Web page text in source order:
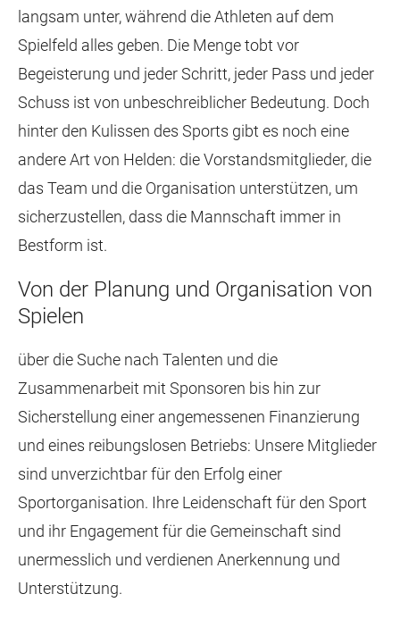
langsam unter, während die Athleten auf dem
Spielfeld alles geben. Die Menge tobt vor
Begeisterung und jeder Schritt, jeder Pass und jeder
Schuss ist von unbeschreiblicher Bedeutung. Doch
hinter den Kulissen des Sports gibt es noch eine
andere Art von Helden: die Vorstandsmitglieder, die
das Team und die Organisation unterstützen, um
sicherzustellen, dass die Mannschaft immer in
Bestform ist.
Von der Planung und Organisation von
Spielen
über die Suche nach Talenten und die
Zusammenarbeit mit Sponsoren bis hin zur
Sicherstellung einer angemessenen Finanzierung
und eines reibungslosen Betriebs: Unsere Mitglieder
sind unverzichtbar für den Erfolg einer
Sportorganisation. Ihre Leidenschaft für den Sport
und ihr Engagement für die Gemeinschaft sind
unermesslich und verdienen Anerkennung und
Unterstützung.